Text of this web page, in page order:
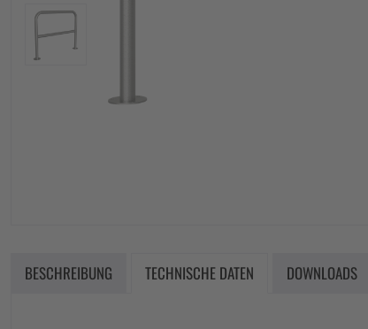
BESCHREIBUNG TECHNISCHE DATEN DOWNLOADS